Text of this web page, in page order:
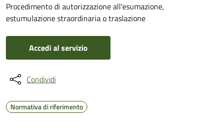
Procedimento di autorizzazione all'esumazione,
estumulazione straordinaria o traslazione
Accedi al servizio
Condividi
Normativa di riferimento